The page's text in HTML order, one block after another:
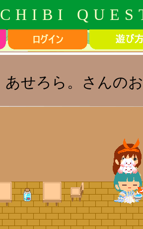
CHIBI
あせろら。さんの